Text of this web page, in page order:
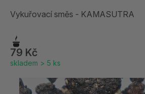
Vykuřovací směs - KAMASUTRA
79 Kč
skladem > 5 ks